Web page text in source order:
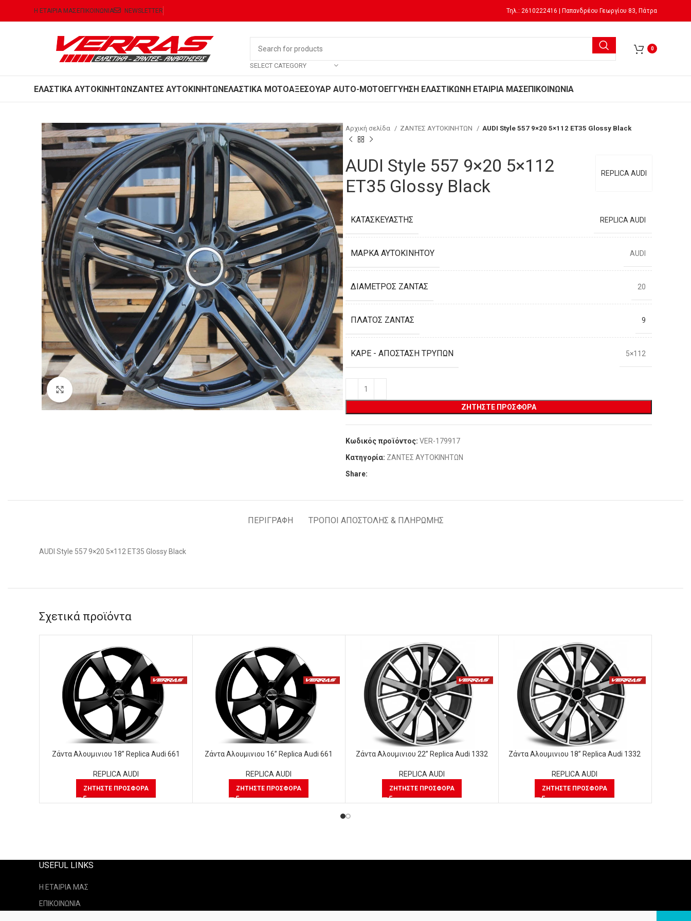
Η ΕΤΑΙΡΙΑ ΜΑΣ ΕΠΙΚΟΙΝΩΝΙΑ NEWSLETTER Τηλ.: 2610222416 | Παπανδρέου Γεωργίου 83, Πάτρα
SELECT CATEGORY
0
ΕΛΑΣΤΙΚΑ ΑΥΤΟΚΙΝΗΤΩΝΖΑΝΤΕΣ ΑΥΤΟΚΙΝΗΤΩΝΕΛΑΣΤΙΚΑ MOTOΑΞΕΣΟΥΑΡ AUTO-MOTOΕΓΓΥΗΣΗ ΕΛΑΣΤΙΚΩΝΗ ΕΤΑΙΡΙΑ ΜΑΣΕΠΙΚΟΙΝΩΝΙΑ
Click to enlarge
Αρχική σελίδα ΖΑΝΤΕΣ ΑΥΤΟΚΙΝΗΤΩΝ AUDI Style 557 9×20 5×112 ET35 Glossy Black
REPLICA AUDI
AUDI Style 557 9×20 5×112
ET35 Glossy Black
ΚΑΤΑΣΚΕΥΑΣΤΉΣ REPLICA AUDI
ΜΆΡΚΑ ΑΥΤΟΚΙΝΉΤΟΥ AUDI
ΔΙΆΜΕΤΡΟΣ ΖΆΝΤΑΣ 20
ΠΛΆΤΟΣ ΖΆΝΤΑΣ 9
ΚΑΡΈ - ΑΠΌΣΤΑΣΗ ΤΡΥΠΏΝ 5×112
ΖΗΤΉΣΤΕ ΠΡΟΣΦΟΡΆ
Κωδικός προϊόντος: VER-179917
Κατηγορία: ΖΑΝΤΕΣ ΑΥΤΟΚΙΝΗΤΩΝ
Share:
ΠΕΡΙΓΡΑΦΉ ΤΡΟΠΟΙ ΑΠΟΣΤΟΛΗΣ & ΠΛΗΡΩΜΗΣ
AUDI Style 557 9×20 5×112 ET35 Glossy Black
Σχετικά προϊόντα
Ζάντα Αλουμινιου 18” Replica Audi 661
REPLICA AUDI
ΖΗΤΉΣΤΕ ΠΡΟΣΦΟΡΆ
Ζάντα Αλουμινιου 16” Replica Audi 661
REPLICA AUDI
ΖΗΤΉΣΤΕ ΠΡΟΣΦΟΡΆ
Ζάντα Αλουμινιου 22” Replica Audi 1332
REPLICA AUDI
ΖΗΤΉΣΤΕ ΠΡΟΣΦΟΡΆ
Ζάντα Αλουμινιου 18” Replica Audi 1332
REPLICA AUDI
ΖΗΤΉΣΤΕ ΠΡΟΣΦΟΡΆ
USEFUL LINKS
Η ΕΤΑΙΡΙΑ ΜΑΣ
ΕΠΙΚΟΙΝΩΝΙΑ